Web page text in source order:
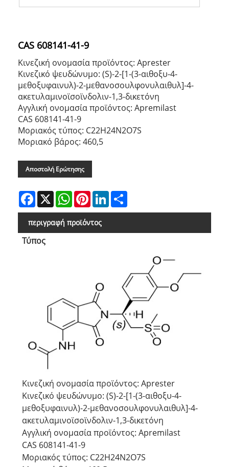
CAS 608141-41-9
Κινεζική ονομασία προϊόντος: Aprester
Κινεζικό ψευδώνυμο: (S)-2-[1-(3-αιθοξυ-4-
μεθοξυφαινυλ)-2-μεθανοσουλφονυλαιθυλ]-4-
ακετυλαμινοϊσοϊνδολιν-1,3-δικετόνη
Αγγλική ονομασία προϊόντος: Apremilast
CAS 608141-41-9
Μοριακός τύπος: C22H24N2O7S
Μοριακό βάρος: 460,5
Αποστολή Ερώτησης
Facebook
X WhatsAppPinterestLinkedIn
περιγραφή προϊόντος
Τύπος
Κινεζική ονομασία προϊόντος: Aprester
Κινεζικό ψευδώνυμο: (S)-2-[1-(3-αιθοξυ-4-
μεθοξυφαινυλ)-2-μεθανοσουλφονυλαιθυλ]-4-
ακετυλαμινοϊσοϊνδολιν-1,3-δικετόνη
Αγγλική ονομασία προϊόντος: Apremilast
CAS 608141-41-9
Μοριακός τύπος: C22H24N2O7S